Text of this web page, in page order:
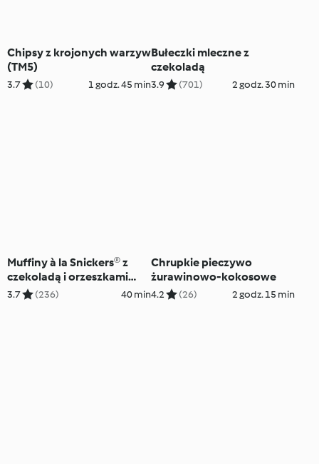
Chipsy z krojonych warzyw
(TM5)
3.7 (10) 1 godz. 45 min
Bułeczki mleczne z
czekoladą
3.9 (701) 2 godz. 30 min
Muffiny à la Snickers® z
czekoladą i orzeszkami
ziemnymi
3.7 (236) 40 min
Chrupkie pieczywo
żurawinowo-kokosowe
4.2 (26) 2 godz. 15 min